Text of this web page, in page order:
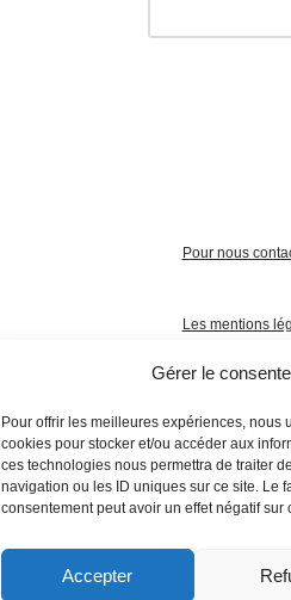
Gérer le
Pour offrir les meilleures expériences,
cookies pour stocker et/ou accéder aux
ces technologies nous permettra de traiter
navigation ou les ID uniques sur ce site. Le
consentement peut avoir un effet négatif
Accepter
Pour nous
Les mentions